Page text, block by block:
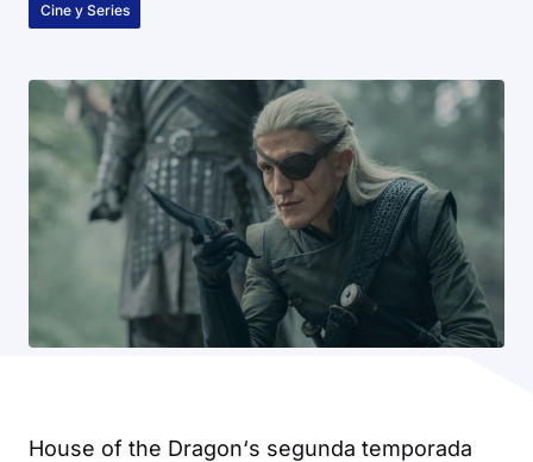
Cine y Series
House of the Dragon‘s segunda temporada